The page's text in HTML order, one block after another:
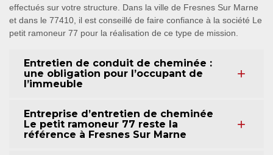
effectués sur votre structure. Dans la ville de Fresnes Sur Marne
et dans le 77410, il est conseillé de faire confiance à la société Le
petit ramoneur 77 pour la réalisation de ce type de mission.
Entretien de conduit de cheminée :
une obligation pour l’occupant de
l’immeuble
Entreprise d’entretien de cheminée
Le petit ramoneur 77 reste la
référence à Fresnes Sur Marne